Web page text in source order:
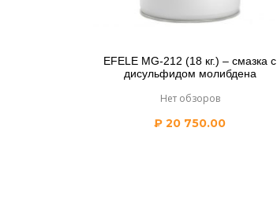
EFELE MG-212 (18 кг.) – смазка c
дисульфидом молибдена
Нет обзоров
₽ 20 750.00